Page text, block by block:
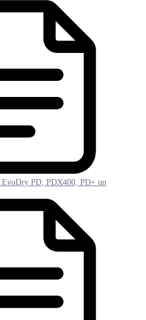
EvoDry PD, PDX400, PD+ un